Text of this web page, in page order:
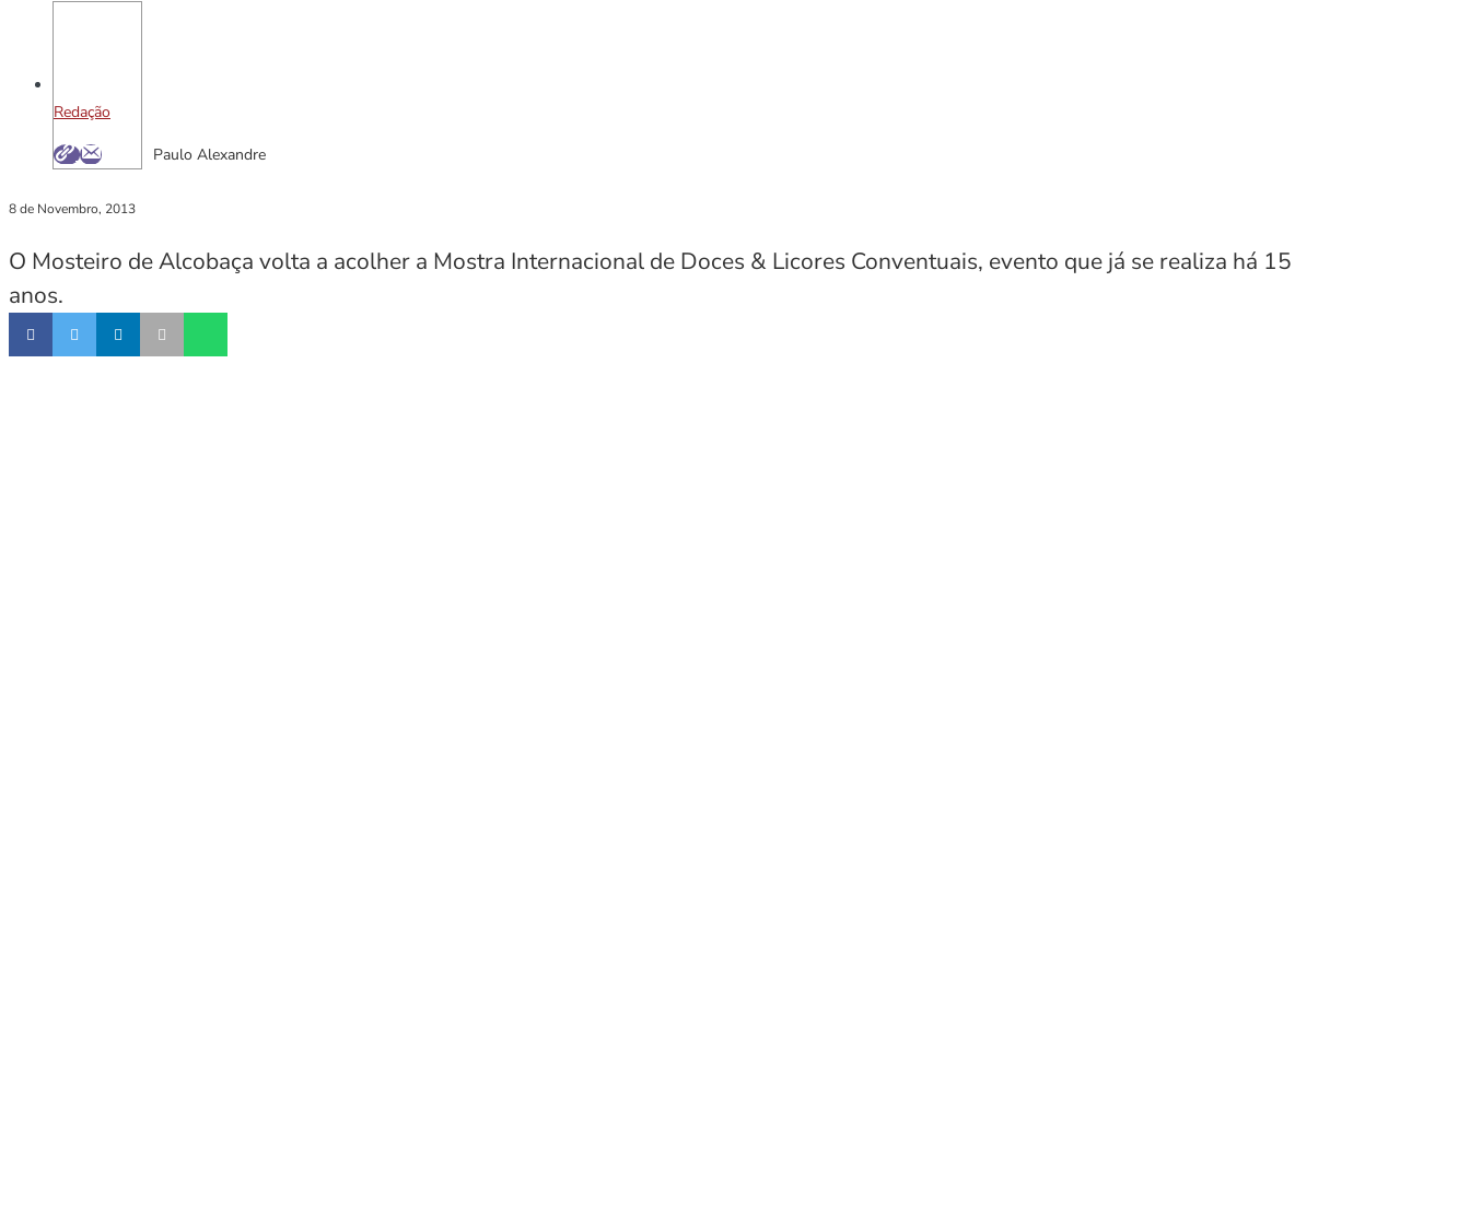
Redação
Paulo Alexandre
8 de Novembro, 2013
O Mosteiro de Alcobaça volta a acolher a Mostra Internacional de Doces & Licores Conventuais, evento que já se realiza há 15
anos.